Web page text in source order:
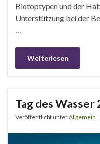
Biotoptypen und der
Unterstützung bei der
…
Weiterlesen
Tag des Wasser
Veröffentlicht unterAllgemein